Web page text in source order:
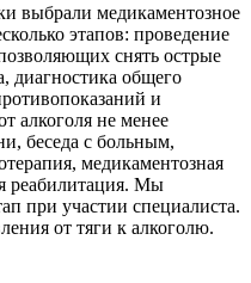
выбрали медикаментозное
этапов: проведение
снять острые
диагностика общего
и
алкоголя не менее
беседа с больным,
медикаментозная
реабилитация. Мы
при участии специалиста.
от тяги к алкоголю.